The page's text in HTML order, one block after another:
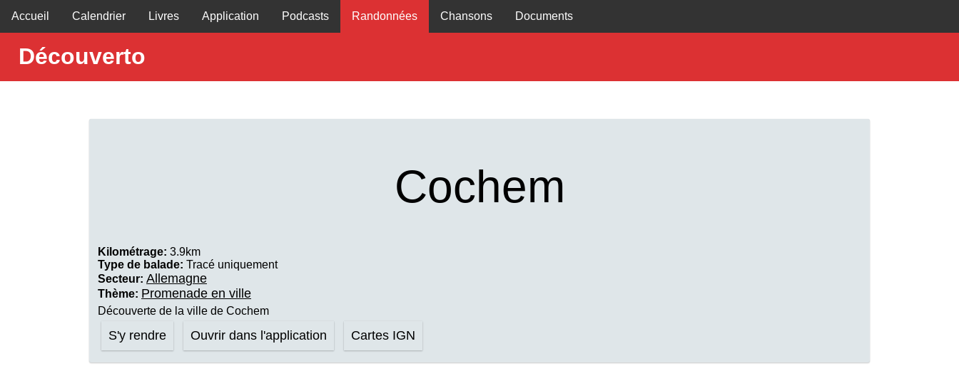
Accueil Calendrier Livres Application Podcasts Randonnées Chansons Documents
Découverto
Cochem
Kilométrage: 3.9km
Type de balade: Tracé uniquement
Secteur: Allemagne
Thème: Promenade en ville
Découverte de la ville de Cochem
S'y rendre Ouvrir dans l'application Cartes IGN